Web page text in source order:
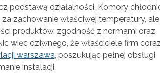
podstawą działalności. Komory
zachowanie właściwej temperatury, ale
produktów, zgodność z normami oraz
więc dziwnego, że właściciele firm
warszawa, poszukując pełnej obsługi
instalacji.